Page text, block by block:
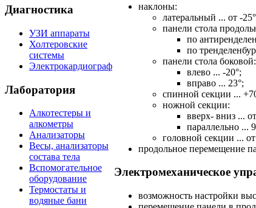
Диагностика
УЗИ аппараты
Холтеровские
системы
Электрокардиограф
Лаборатория
Алкотестеры и
алкометры
Анализаторы
Весы, анализаторы
состава тела
Вспомогательное
оборудование
Термостаты и
водяные бани
наклоны:
латеральный ... от -
панели стола
по
по
панели стола боковой:
влево ... -20°;
вправо ... 23°;
спинной секции ...
ножной секции:
вверх- вниз ...
параллельно ...
головной секции ...
продольное перемещение
Электромеханическое
возможность настройки